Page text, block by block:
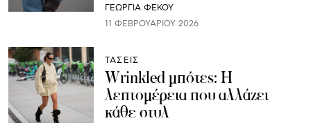
ΓΕΩΡΓΙΑ ΦΕΚΟΥ
11 ΦΕΒΡΟΥΑΡΊΟΥ 2026
ΤΑΣΕΙΣ
Wrinkled μπότες: Η
λεπτομέρεια που αλλάζει
κάθε στυλ